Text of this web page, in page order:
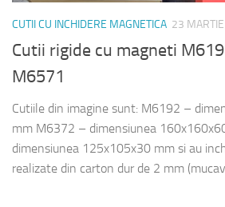
CUTII CU INCHIDERE MAGNETICA 23
Cutii rigide cu magneti
M6571
Cutiile din imagine sunt: M6192 –
mm M6372 – dimensiunea
dimensiunea 125x105x30 mm si au
realizate din carton dur de 2 mm